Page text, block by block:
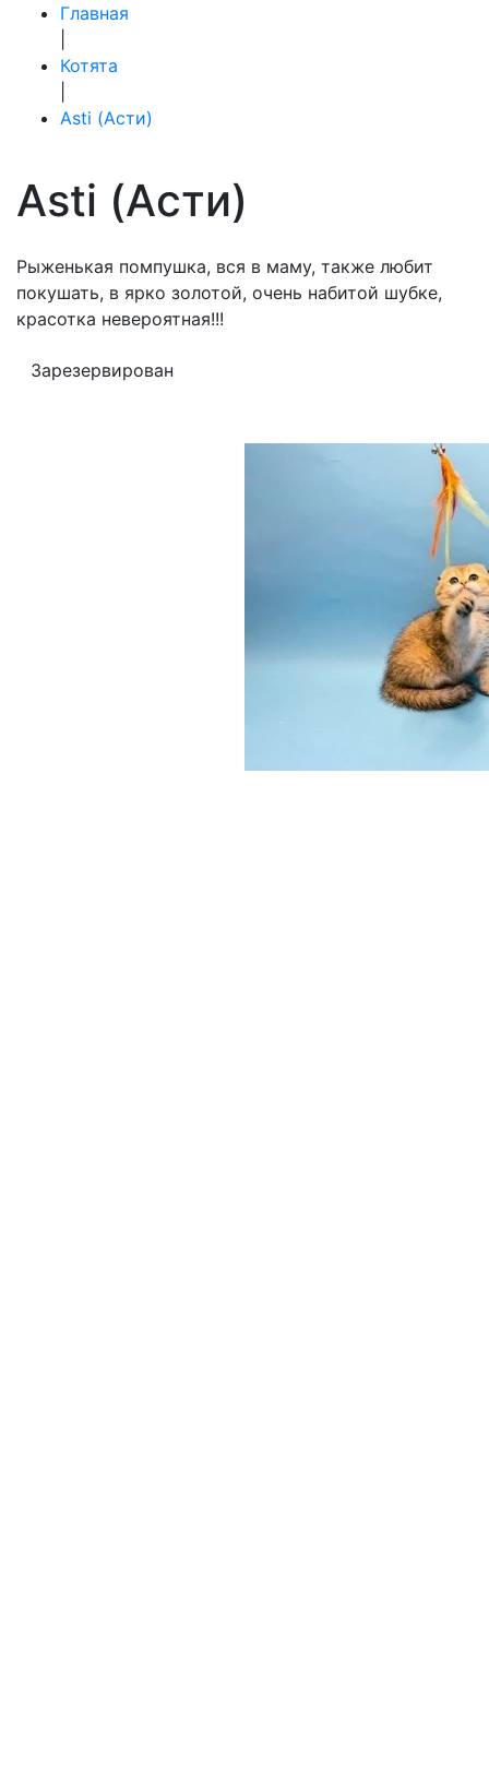
Главная
Котята
Asti (Асти)
Asti (Асти)
Рыженькая помпушка, вся в маму, также любит
покушать, в ярко золотой, очень набитой шубке,
красотка невероятная!!!
Зарезервирован